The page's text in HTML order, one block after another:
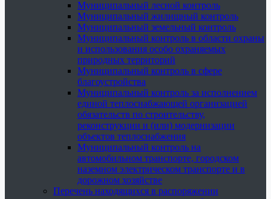
Муниципальный лесной контроль
Муниципальный жилищный контроль
Муниципальный земельный контроль
Муниципальный контроль в области охраны
и использования особо охраняемых
природных территорий
Муниципальный контроль в сфере
благоустройства
Муниципальный контроль за исполнением
единой теплоснабжающей организацией
обязательств по строительству,
реконструкции и (или) модернизации
объектов теплоснабжения
Муниципальный контроль на
автомобильном транспорте, городском
наземном электрическом транспорте и в
дорожном хозяйстве
Перечень находящихся в распоряжении